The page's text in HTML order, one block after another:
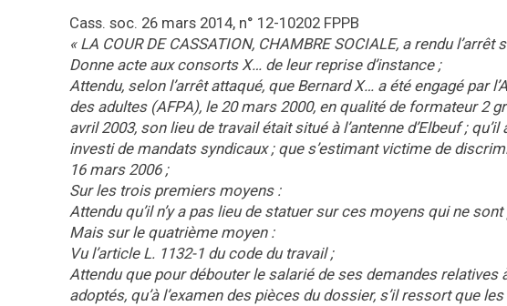
Cass. soc. 26 mars 2014, n° 12-10202 FPPB
« LA COUR DE CASSATION, CHAMBRE SOCIALE, a rendu l’arrêt
Donne acte aux consorts X… de leur reprise d’instance ;
Attendu, selon l’arrêt attaqué, que Bernard X… a été engagé
des adultes (AFPA), le 20 mars 2000, en qualité de formateur 2
avril 2003, son lieu de travail était situé à l’antenne d’Elbeuf ;
investi de mandats syndicaux ; que s’estimant victime de
16 mars 2006 ;
Sur les trois premiers moyens :
Attendu qu’il n’y a pas lieu de statuer sur ces moyens qui ne
Mais sur le quatrième moyen :
Vu l’article L. 1132-1 du code du travail ;
Attendu que pour débouter le salarié de ses demandes
adoptés, qu’à l’examen des pièces du dossier, s’il ressort que